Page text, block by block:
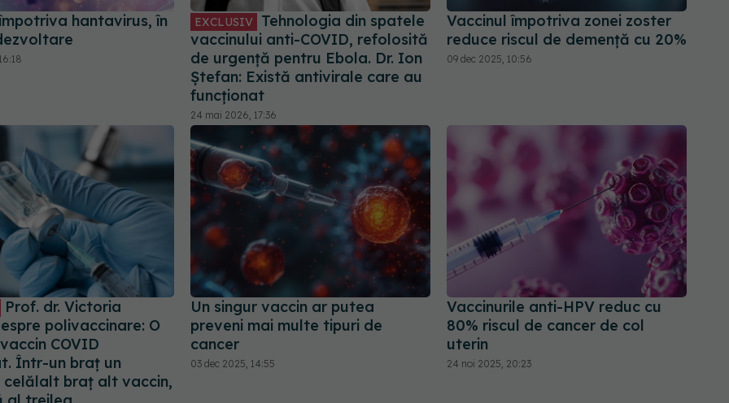
hantavirus, în
EXCLUSIV
Tehnologia din spatele
vaccinului anti-COVID, refolosită
de urgență pentru Ebola. Dr. Ion
Ștefan: Există antivirale care au
funcționat
24 mai 2026, 17:36
Vaccinul împotriva zonei zoster
reduce riscul de demență cu 20%
09 dec 2025, 10:56
Prof. dr. Victoria
polivaccinare: O
COVID
Într-un braț un
celălalt braț alt vaccin,
Un singur vaccin ar putea
preveni mai multe tipuri de
cancer
03 dec 2025, 14:55
Vaccinurile anti-HPV reduc cu
80% riscul de cancer de col
uterin
24 noi 2025, 20:23